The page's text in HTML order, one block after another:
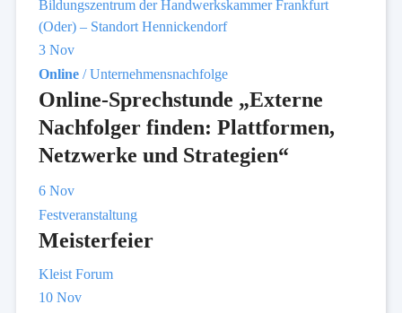
Bildungszentrum der Handwerkskammer Frankfurt
(Oder) – Standort Hennickendorf
3 Nov
Online/ Unternehmensnachfolge
Online-Sprechstunde „Externe
Nachfolger finden: Plattformen,
Netzwerke und Strategien“
6 Nov
Festveranstaltung
Meisterfeier
Kleist Forum
10 Nov